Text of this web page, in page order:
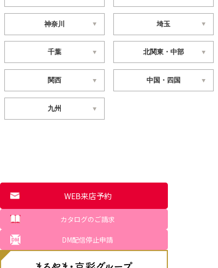
神奈川 埼玉
千葉 北関東・中部
関西 中国・四国
九州
WEB来店予約
カタログのご請求
DM配信停止申請